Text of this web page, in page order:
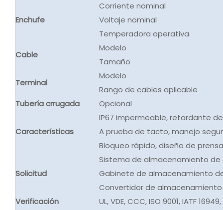
Enchufe
Corriente nominal
Voltaje nominal
Temperadora operativa.
Cable
Modelo
Tamaño
Terminal
Modelo
Rango de cables aplicable
Tubería crrugada
Opcional
Características
IP67 impermeable, retardante
A prueba de tacto, manejo
Bloqueo rápido, diseño de
Solicitud
Sistema de almacenamiento de
Gabinete de almacenamiento
Convertidor de
Verificación
UL, VDE, CCC, ISO 9001, IATF